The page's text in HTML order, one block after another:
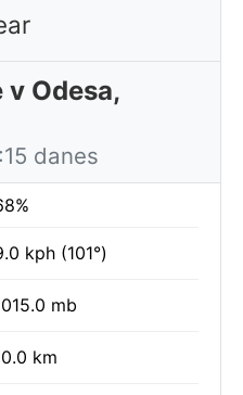
Odesa,
danes
kph (101°)
mb
km